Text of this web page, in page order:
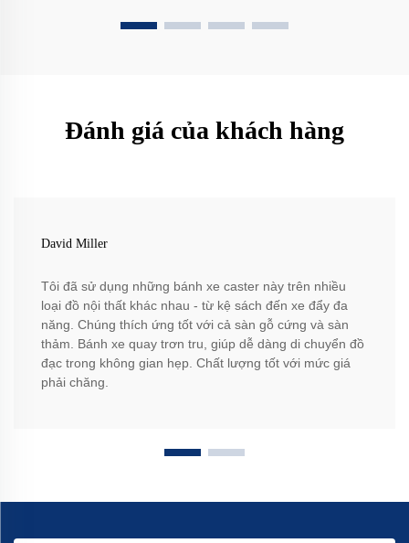
Đánh giá của khách hàng
David Miller
Tôi đã sử dụng những bánh xe caster này trên nhiều
loại đồ nội thất khác nhau - từ kệ sách đến xe đẩy đa
năng. Chúng thích ứng tốt với cả sàn gỗ cứng và sàn
thảm. Bánh xe quay trơn tru, giúp dễ dàng di chuyển đồ
đạc trong không gian hẹp. Chất lượng tốt với mức giá
phải chăng.